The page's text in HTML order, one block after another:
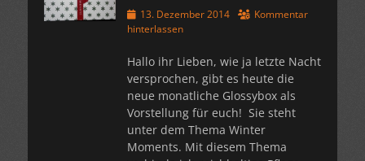
Veröffentlicht
am
13. Dezember 2014
Kommentar
hinterlassen
Hallo ihr Lieben, wie ja letzte Nacht
versprochen, gibt es heute die
neue monatliche Glossybox als
Vorstellung für euch! Sie steht
unter dem Thema Winter
Moments. Mit diesem Thema